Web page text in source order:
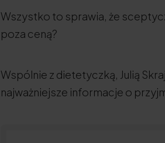
Wszystko to sprawia, że
poza ceną?
Wspólnie z dietetyczką, Julią
najważniejsze informacje o